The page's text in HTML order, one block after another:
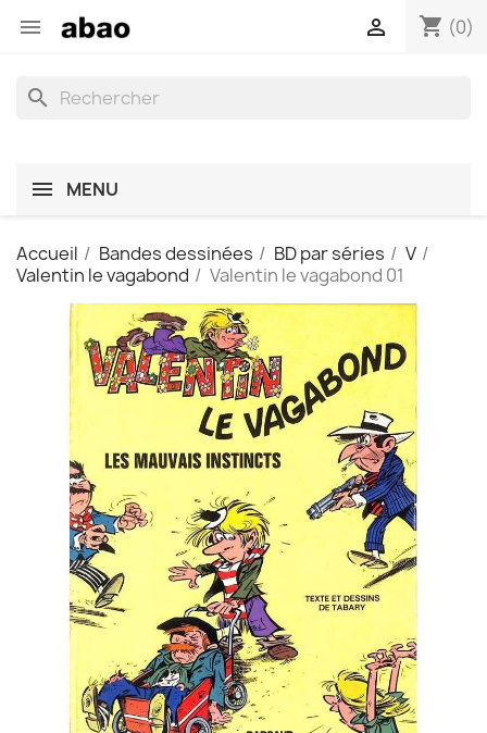
 shopping_cart (0)

search
MENU
Accueil Bandes dessinées BD par séries
V
Valentin le vagabond
Valentin le vagabond 01